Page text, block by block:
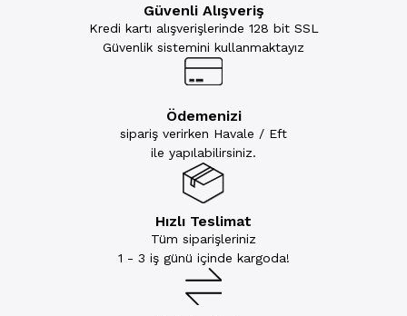
Güvenli Alışveriş
Kredi kartı alışverişlerinde 128 bit SSL
Güvenlik sistemini kullanmaktayız
Ödemenizi
sipariş verirken Havale / Eft
ile yapılabilirsiniz.
Hızlı Teslimat
Tüm siparişleriniz
1 - 3 iş günü içinde kargoda!